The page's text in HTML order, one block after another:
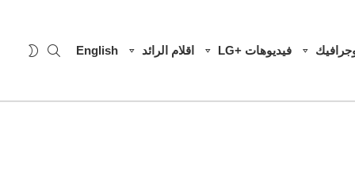
فيديوهات +LG اقلام الرائد English
SEARCH